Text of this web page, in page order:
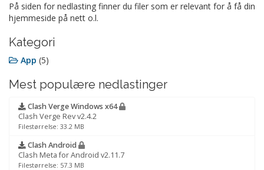
På siden for nedlasting finner du filer som er relevant for å få din
hjemmeside på nett o.l.
Kategori
App (5)
Mest populære nedlastinger
Clash Verge Windows x64
Clash Verge Rev v2.4.2
Filestørrelse: 33.2 MB
Clash Android
Clash Meta for Android v2.11.7
Filestørrelse: 57.3 MB